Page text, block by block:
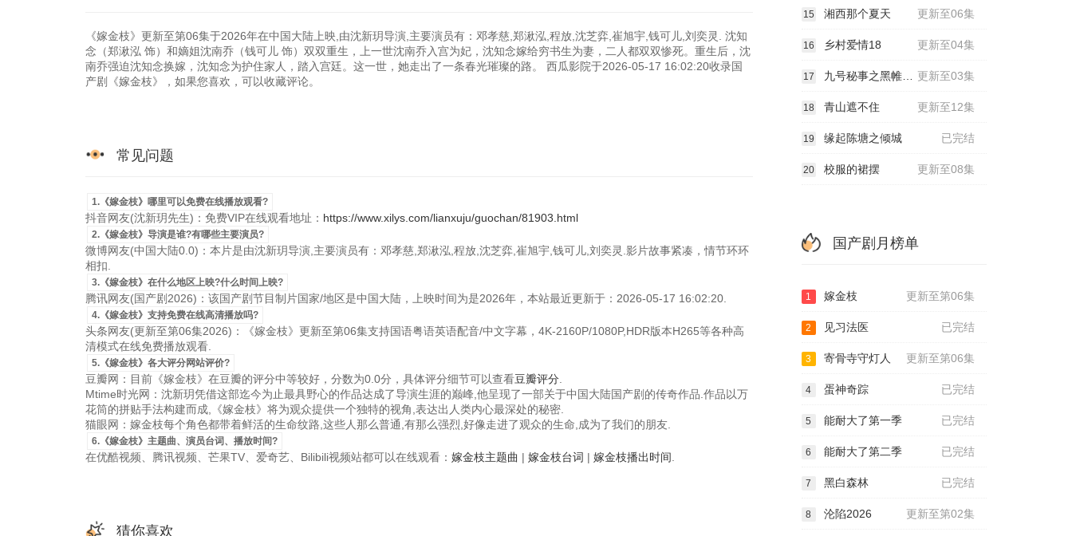
《嫁金枝》更新至第06集于2026年在中国大陆上映,由沈新玥导演,主要演员有：邓孝慈,郑湫泓,程放,沈芝弈,崔旭宇,钱可儿,刘奕灵. 沈知
念（郑湫泓 饰）和嫡姐沈南乔（钱可儿 饰）双双重生，上一世沈南乔入宫为妃，沈知念嫁给穷书生为妻，二人都双双惨死。重生后，沈
南乔强迫沈知念换嫁，沈知念为护住家人，踏入宫廷。这一世，她走出了一条春光璀璨的路。 西瓜影院于2026-05-17 16:02:20收录国
产剧《嫁金枝》，如果您喜欢，可以收藏评论。
常见问题
1.《嫁金枝》哪里可以免费在线播放观看?
抖音网友(沈新玥先生)：免费VIP在线观看地址： https://www.xilys.com/lianxuju/guochan/81903.html
2.《嫁金枝》导演是谁?有哪些主要演员?
微博网友(中国大陆0.0)：本片是由沈新玥导演,主要演员有：邓孝慈,郑湫泓,程放,沈芝弈,崔旭宇,钱可儿,刘奕灵.影片故事紧凑，情节环环
相扣.
3.《嫁金枝》在什么地区上映?什么时间上映?
腾讯网友(国产剧2026)：该国产剧节目制片国家/地区是中国大陆，上映时间为是2026年，本站最近更新于：2026-05-17 16:02:20.
4.《嫁金枝》支持免费在线高清播放吗?
头条网友(更新至第06集2026)：《嫁金枝》更新至第06集支持国语粤语英语配音/中文字幕，4K-2160P/1080P,HDR版本H265等各种高
清模式在线免费播放观看.
5.《嫁金枝》各大评分网站评价?
豆瓣网：目前《嫁金枝》在豆瓣的评分中等较好，分数为0.0分，具体评分细节可以查看豆瓣评分
Mtime时光网：沈新玥凭借这部迄今为止最具野心的作品达成了导演生涯的巅峰,他呈现了一部关于中国大陆国产剧的传奇作品.作品以万
花筒的拼贴手法构建而成,《嫁金枝》将为观众提供一个独特的视角,表达出人类内心最深处的秘密.
猫眼网：嫁金枝每个角色都带着鲜活的生命纹路,这些人那么普通,有那么强烈,好像走进了观众的生命,成为了我们的朋友.
6.《嫁金枝》主题曲、演员台词、播放时间?
在优酷视频、腾讯视频、芒果TV、爱奇艺、Bilibili视频站都可以在线观看： 嫁金枝主题曲 | 嫁金枝台词 | 嫁金枝播出时间
猜你喜欢
更新至06集
15 湘西那个夏天
更新至04集
16 乡村爱情18
更新至03集
17 九号秘事之黑帷背后
更新至12集
18 青山遮不住
已完结
19 缘起陈塘之倾城
更新至08集
20 校服的裙摆
国产剧月榜单
更新至第06集
1 嫁金枝
已完结
2 见习法医
更新至第06集
3 寄骨寺守灯人
已完结
4 蛋神奇踪
已完结
5 能耐大了第一季
已完结
6 能耐大了第二季
已完结
7 黑白森林
更新至第02集
8 沦陷2026